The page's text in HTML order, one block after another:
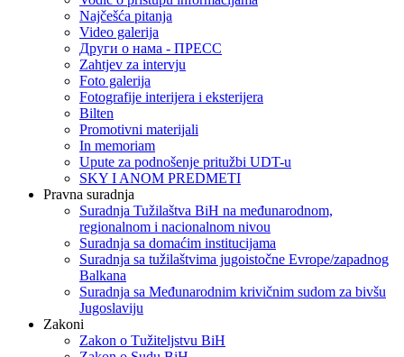
Najčešća pitanja
Video galerija
Други о нама - ПРЕСC
Zahtjev za intervju
Foto galerija
Fotografije interijera i eksterijera
Bilten
Promotivni materijali
In memoriam
Upute za podnošenje pritužbi UDT-u
SKY I ANOM PREDMETI
Pravna suradnja
Suradnja Tužilaštva BiH na međunarodnom,
regionalnom i nacionalnom nivou
Suradnja sa domaćim institucijama
Suradnja sa tužilaštvima jugoistočne Evrope/zapadnog
Balkana
Suradnja sa Međunarodnim krivičnim sudom za bivšu
Jugoslaviju
Zakoni
Zakon o Тužiteljstvu BiH